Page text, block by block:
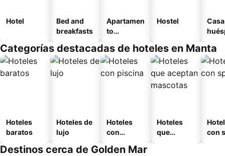
Hotel
Bed and
breakfasts
Apartamen
to
o
Hostel
Categorías destacadas de hoteles en Manta
Hoteles
baratos
Hoteles de
lujo
Hoteles
con
Hoteles
que
con
Destinos cerca de Golden Mar